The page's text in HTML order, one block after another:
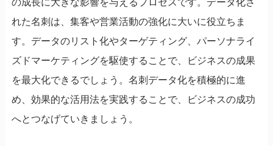
の成長に大きな影響を与えるプロセスです。データ化さ
れた名刺は、集客や営業活動の強化に大いに役立ちま
す。データのリスト化やターゲティング、パーソナライ
ズドマーケティングを駆使することで、ビジネスの成果
を最大化できるでしょう。名刺データ化を積極的に進
め、効果的な活用法を実践することで、ビジネスの成功
へとつなげていきましょう。